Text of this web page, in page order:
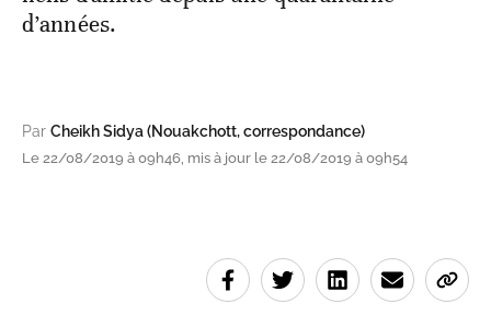
d’années.
Par Cheikh Sidya (Nouakchott, correspondance)
Le 22/08/2019 à 09h46, mis à jour le 22/08/2019 à 09h54